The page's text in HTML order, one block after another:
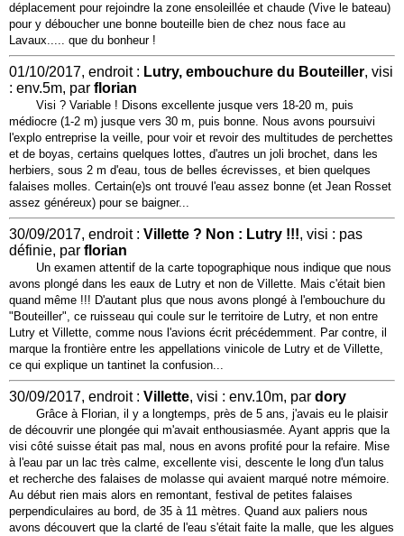
déplacement pour rejoindre la zone ensoleillée et chaude (Vive le bateau)
pour y déboucher une bonne bouteille bien de chez nous face au
Lavaux..... que du bonheur !
01/10/2017, endroit : Lutry, embouchure du Bouteiller, visi
: env.5m, par florian
Visi ? Variable ! Disons excellente jusque vers 18-20 m, puis
médiocre (1-2 m) jusque vers 30 m, puis bonne. Nous avons poursuivi
l'explo entreprise la veille, pour voir et revoir des multitudes de perchettes
et de boyas, certains quelques lottes, d'autres un joli brochet, dans les
herbiers, sous 2 m d'eau, tous de belles écrevisses, et bien quelques
falaises molles. Certain(e)s ont trouvé l'eau assez bonne (et Jean Rosset
assez généreux) pour se baigner...
30/09/2017, endroit : Villette ? Non : Lutry !!!, visi : pas
définie, par florian
Un examen attentif de la carte topographique nous indique que nous
avons plongé dans les eaux de Lutry et non de Villette. Mais c'était bien
quand même !!! D'autant plus que nous avons plongé à l'embouchure du
"Bouteiller", ce ruisseau qui coule sur le territoire de Lutry, et non entre
Lutry et Villette, comme nous l'avions écrit précédemment. Par contre, il
marque la frontière entre les appellations vinicole de Lutry et de Villette,
ce qui explique un tantinet la confusion...
30/09/2017, endroit : Villette, visi : env.10m, par dory
Grâce à Florian, il y a longtemps, près de 5 ans, j'avais eu le plaisir
de découvrir une plongée qui m'avait enthousiasmée. Ayant appris que la
visi côté suisse était pas mal, nous en avons profité pour la refaire. Mise
à l'eau par un lac très calme, excellente visi, descente le long d'un talus
et recherche des falaises de molasse qui avaient marqué notre mémoire.
Au début rien mais alors en remontant, festival de petites falaises
perpendiculaires au bord, de 35 à 11 mètres. Quand aux paliers nous
avons découvert que la clarté de l'eau s'était faite la malle, que les algues